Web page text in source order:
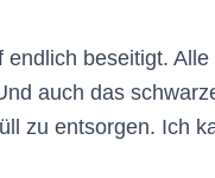
beseitigt.
auch das
zu entsorgen. Ich